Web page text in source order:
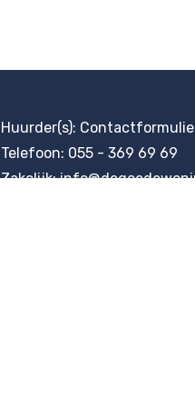
Huurder(s):
Telefoon: 055 - 369 69 69
Zakelijk: